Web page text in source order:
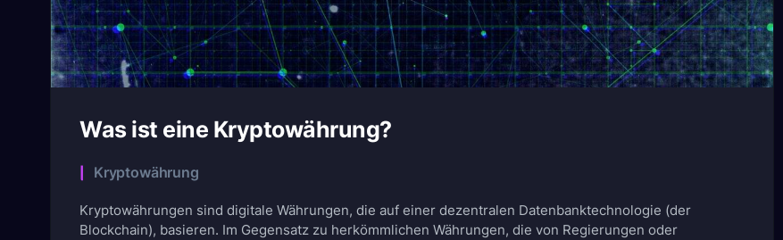
Was ist eine Kryptowährung?
Categories
Kryptowährung
Kryptowährungen sind digitale Währungen, die auf einer dezentralen Datenbanktechnologie (der
Blockchain), basieren. Im Gegensatz zu herkömmlichen Währungen, die von Regierungen oder